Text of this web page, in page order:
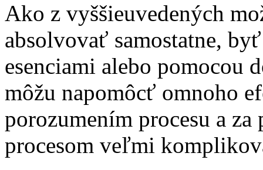
Ako z vyššieuvedených
absolvovať samostatne,
esenciami alebo pomocou
môžu napomôcť omnoho
porozumením procesu a
procesom veľmi